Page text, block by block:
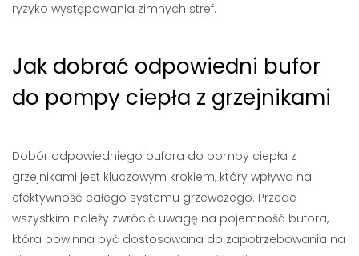
ryzyko występowania zimnych stref.
Jak dobrać odpowiedni bufor
do pompy ciepła z grzejnikami
Dobór odpowiedniego bufora do pompy ciepła z
grzejnikami jest kluczowym krokiem, który wpływa na
efektywność całego systemu grzewczego. Przede
wszystkim należy zwrócić uwagę na pojemność bufora,
która powinna być dostosowana do zapotrzebowania na